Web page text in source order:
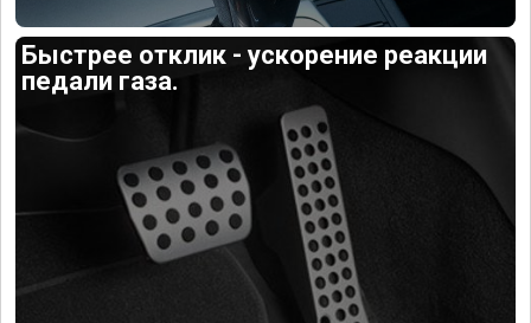
Быстрее отклик - ускорение реакции
педали газа.